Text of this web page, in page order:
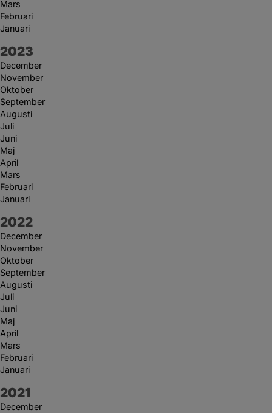
Mars
Februari
Januari
År:
2023
December
November
Oktober
September
Augusti
Juli
Juni
Maj
April
Mars
Februari
Januari
År:
2022
December
November
Oktober
September
Augusti
Juli
Juni
Maj
April
Mars
Februari
Januari
År:
2021
December